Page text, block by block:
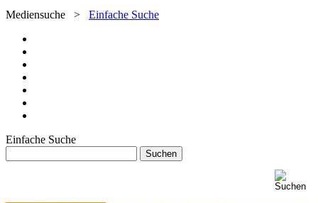
Mediensuche > Einfache Suche
Einfache Suche